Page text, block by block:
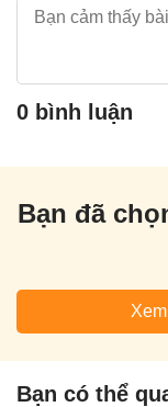
0 bình luận
Bạn đã
Bạn có thể